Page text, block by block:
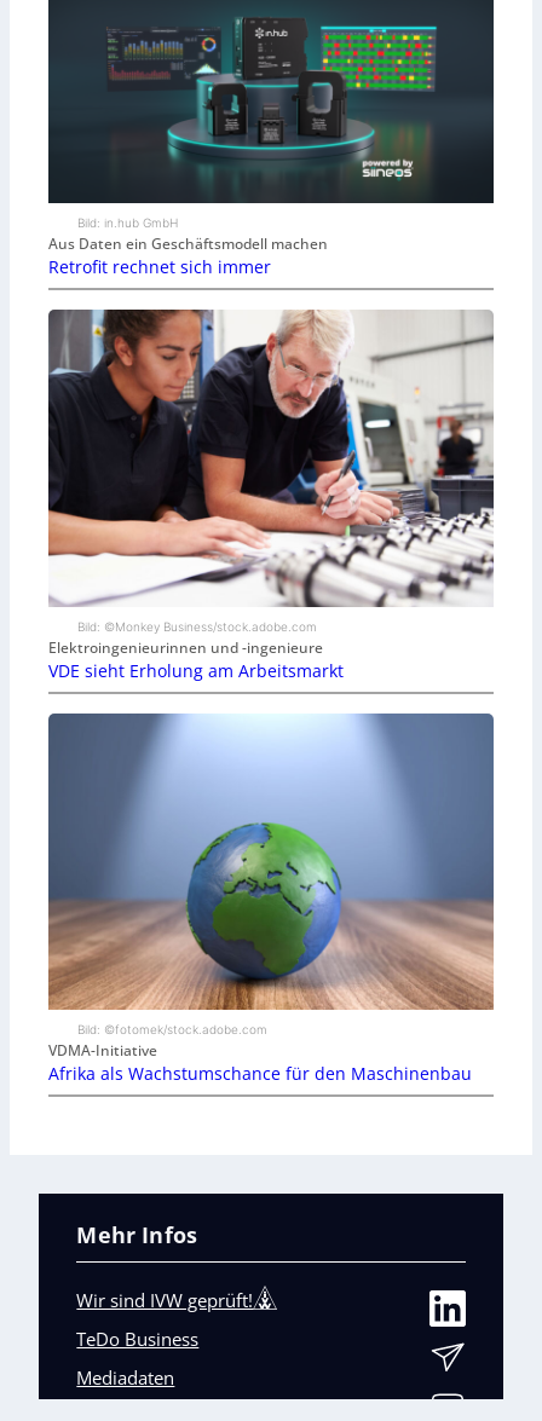
Bild: in.hub GmbH
Aus Daten ein Geschäftsmodell machen
Retrofit rechnet sich immer
Bild: ©Monkey Business/stock.adobe.com
Elektroingenieurinnen und -ingenieure
VDE sieht Erholung am Arbeitsmarkt
Bild: ©fotomek/stock.adobe.com
VDMA-Initiative
Afrika als Wachstumschance für den Maschinenbau
Mehr Infos
Wir sind IVW geprüft!
TeDo Business
Mediadaten